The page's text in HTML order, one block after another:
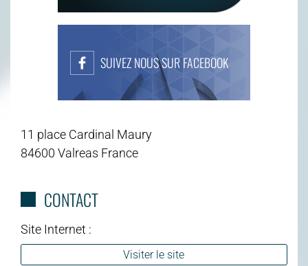
SUIVEZ NOUS SUR FACEBOOK
11 place Cardinal Maury
84600 Valreas France
CONTACT
Site Internet :
Visiter le site